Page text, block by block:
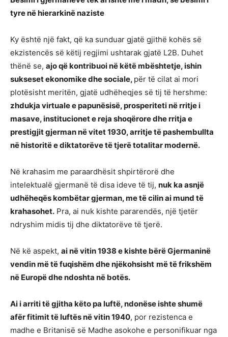
tyre në hierarkinë naziste
Ky është një fakt, që ka sunduar gjatë gjithë kohës së
ekzistencës së këtij regjimi ushtarak gjatë L2B. Duhet
thënë se, ajo që kontribuoi në këtë mbështetje, ishin
sukseset ekonomike dhe sociale, për të cilat ai mori
plotësisht meritën, gjatë udhëheqjes së tij të hershme:
zhdukja virtuale e papunësisë, prosperiteti në rritje i
masave, institucionet e reja shoqërore dhe rritja e
prestigjit gjerman në vitet 1930, arritje të pashembullta
në historitë e diktatorëve të tjerë totalitar modernë.
Në krahasim me paraardhësit shpirtërorë dhe
intelektualë gjermanë të disa ideve të tij, nuk ka asnjë
udhëheqës kombëtar gjerman, me të cilin ai mund të
krahasohet. Pra, ai nuk kishte pararendës, një tjetër
ndryshim midis tij dhe diktatorëve të tjerë.
Në kë aspekt, ai në vitin 1938 e kishte bërë Gjermaninë
vendin më të fuqishëm dhe njëkohsisht më të frikshëm
në Europë dhe ndoshta në botës.
Ai i arriti të gjitha këto pa luftë, ndonëse ishte shumë
afër fitimit të luftës në vitin 1940, por rezistenca e
madhe e Britanisë së Madhe asokohe e personifikuar nga